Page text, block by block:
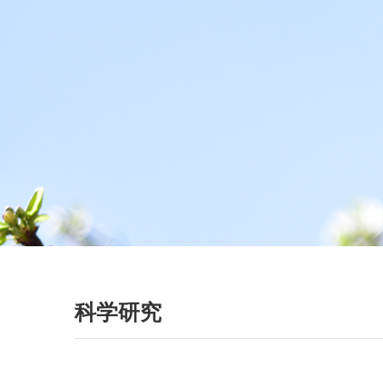
科学研究